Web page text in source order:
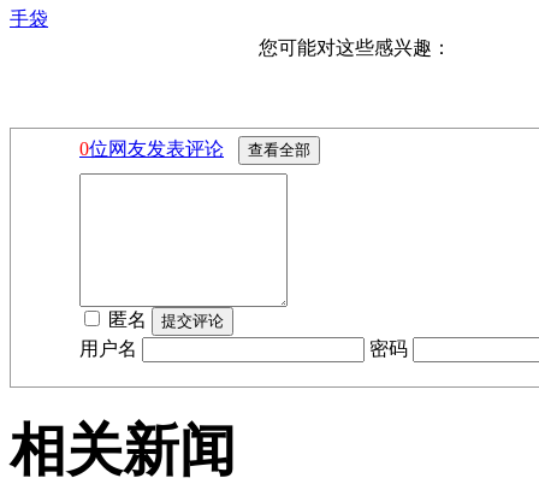
手袋
您可能对这些感兴趣：
0位网友发表评论
匿名
用户名
密码
相关新闻